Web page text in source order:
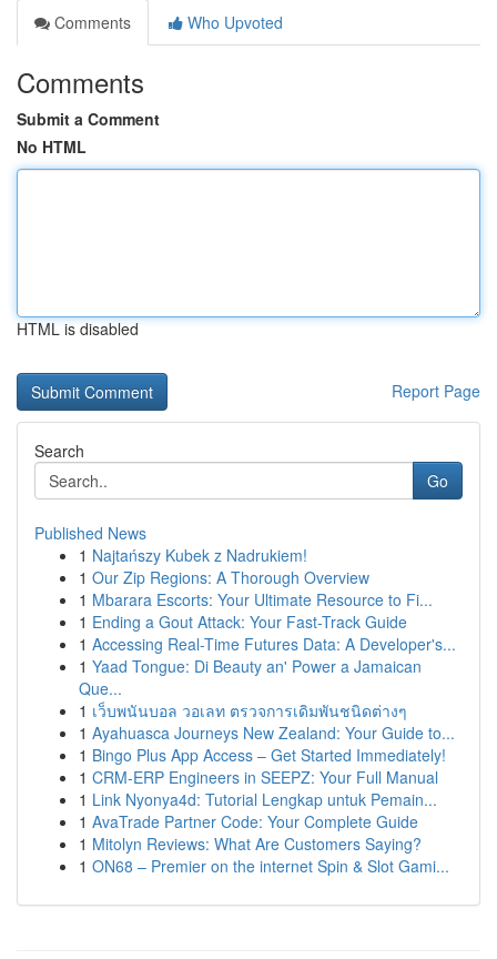
Comments
Who Upvoted
Comments
Submit a Comment
No HTML
HTML is disabled
Report Page
Search
Go
Published News
1 Najtańszy Kubek z Nadrukiem!
1 Our Zip Regions: A Thorough Overview
1 Mbarara Escorts: Your Ultimate Resource to Fi...
1 Ending a Gout Attack: Your Fast-Track Guide
1 Accessing Real-Time Futures Data: A Developer's...
1 Yaad Tongue: Di Beauty an' Power a Jamaican
Que...
1 เว็บพนันบอล วอเลท ตรวจการเดิมพันชนิดต่างๆ
1 Ayahuasca Journeys New Zealand: Your Guide to...
1 Bingo Plus App Access – Get Started Immediately!
1 CRM-ERP Engineers in SEEPZ: Your Full Manual
1 Link Nyonya4d: Tutorial Lengkap untuk Pemain...
1 AvaTrade Partner Code: Your Complete Guide
1 Mitolyn Reviews: What Are Customers Saying?
1 ON68 – Premier on the internet Spin & Slot Gami...